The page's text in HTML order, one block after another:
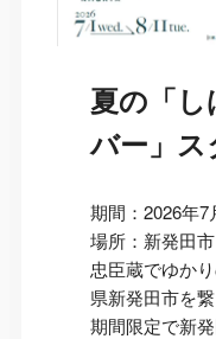
夏の「
バー」ス
期間：2026年7
場所：新発田
忠臣蔵でゆか
県新発田市を繋
期間限定で新